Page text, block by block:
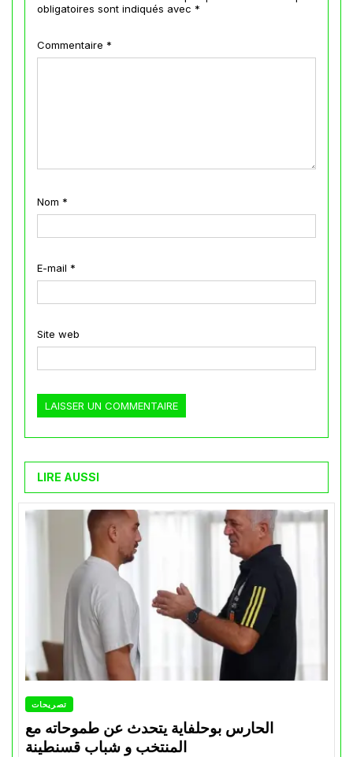
obligatoires sont indiqués avec *
Commentaire *
Nom *
E-mail *
Site web
LIRE AUSSI
تصريحات
الحارس بوحلفاية يتحدث عن طموحاته مع
المنتخب و شباب قسنطينة